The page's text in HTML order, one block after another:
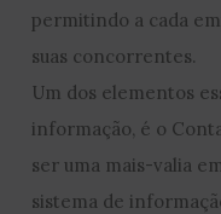
permitindo a cada
suas concorrentes.
Um dos elementos
informação, é o
ser uma mais-valia
sistema de